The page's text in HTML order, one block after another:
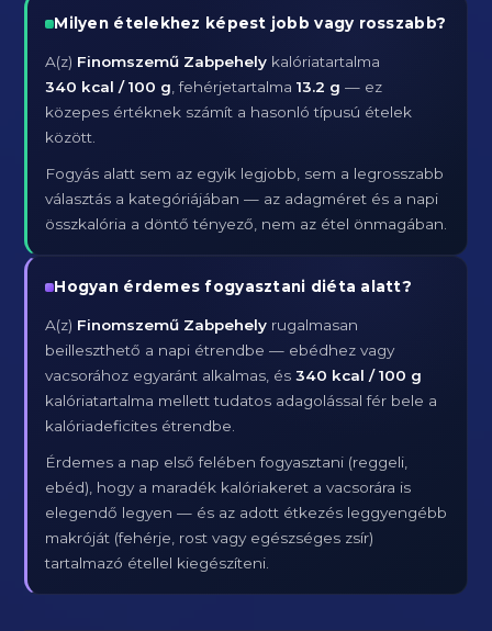
Milyen ételekhez képest jobb vagy rosszabb?
A(z) Finomszemű Zabpehely kalóriatartalma
340 kcal / 100 g , fehérjetartalma13.2 g — ez
közepes értéknek számít a hasonló típusú ételek
között.
Fogyás alatt sem az egyik legjobb, sem a legrosszabb
választás a kategóriájában — az adagméret és a napi
összkalória a döntő tényező, nem az étel önmagában.
Hogyan érdemes fogyasztani diéta alatt?
A(z) Finomszemű Zabpehely rugalmasan
beilleszthető a napi étrendbe — ebédhez vagy
vacsorához egyaránt alkalmas, és340 kcal / 100 g
kalóriatartalma mellett tudatos adagolással fér bele a
kalóriadeficites étrendbe.
Érdemes a nap első felében fogyasztani (reggeli,
ebéd), hogy a maradék kalóriakeret a vacsorára is
elegendő legyen — és az adott étkezés leggyengébb
makróját (fehérje, rost vagy egészséges zsír)
tartalmazó étellel kiegészíteni.